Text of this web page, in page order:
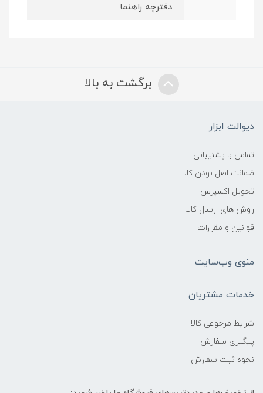
دفترچه راهنما
برگشت به بالا
دیوالت ابزار
تماس با پشتیبانی
ضمانت اصل بودن کالا
تحویل اکسپرس
روش های ارسال کالا
قوانین و مقررات
منوی وب‌سایت
خدمات مشتریان
شرایط مرجوعی کالا
پیگیری سفارش
نحوه ثبت سفارش